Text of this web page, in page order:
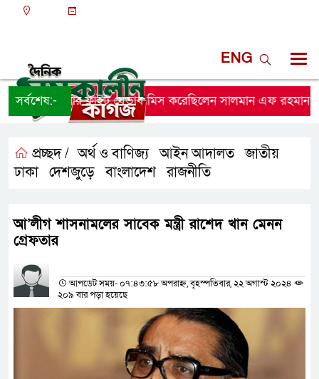
ENG
সর্বশেষ:-
পালানোর ফ্লাইট যেভাব মিস করেছিলেন সালমান এফ রহমান
প্রচ্ছদ / অর্থ ও বাণিজ্য ,আইন আদালত ,জাতীয়
ঢাকা দেশজুড়ে ,বাংলাদেশ ,রাজনীতি
আ’লীগ শাসনামলের সাবেক মন্ত্রী রাশেদ খান মেনন
গ্রেফতার
আপডেট সময়- ০৭:৪৩:৫৮ অপরাহ্ন, বৃহস্পতিবার, ২২ অগাস্ট ২০২৪
২০৯ বার পড়া হয়েছে